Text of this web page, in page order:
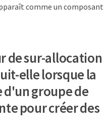
comme un composant
de sur-allocation
elle lorsque la
groupe de
pour créer des